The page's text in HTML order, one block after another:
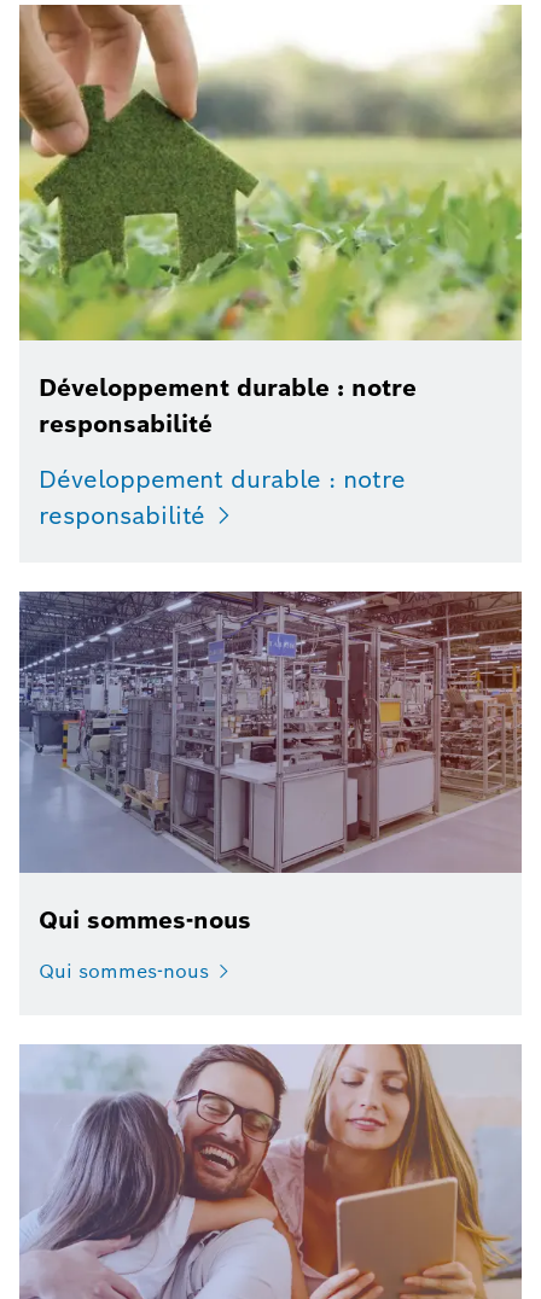
Développement durable : notre
responsabilité
Développement durable : notre
responsabilité
Qui sommes-nous
Qui sommes-nous